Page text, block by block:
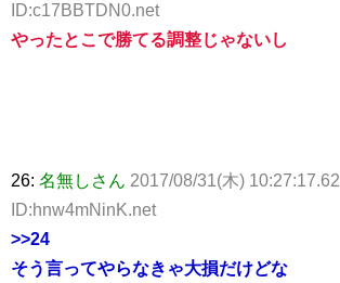
ID:c17BBTDN0.net
やったとこで勝てる調整じゃないし
26: 名無しさん 2017/08/31(木) 10:27:17.62
ID:hnw4mNinK.net
>>24
そう言ってやらなきゃ大損だけどな